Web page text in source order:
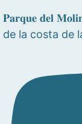
𝐏𝐚𝐫𝐪𝐮𝐞 𝐝𝐞𝐥
de la costa de